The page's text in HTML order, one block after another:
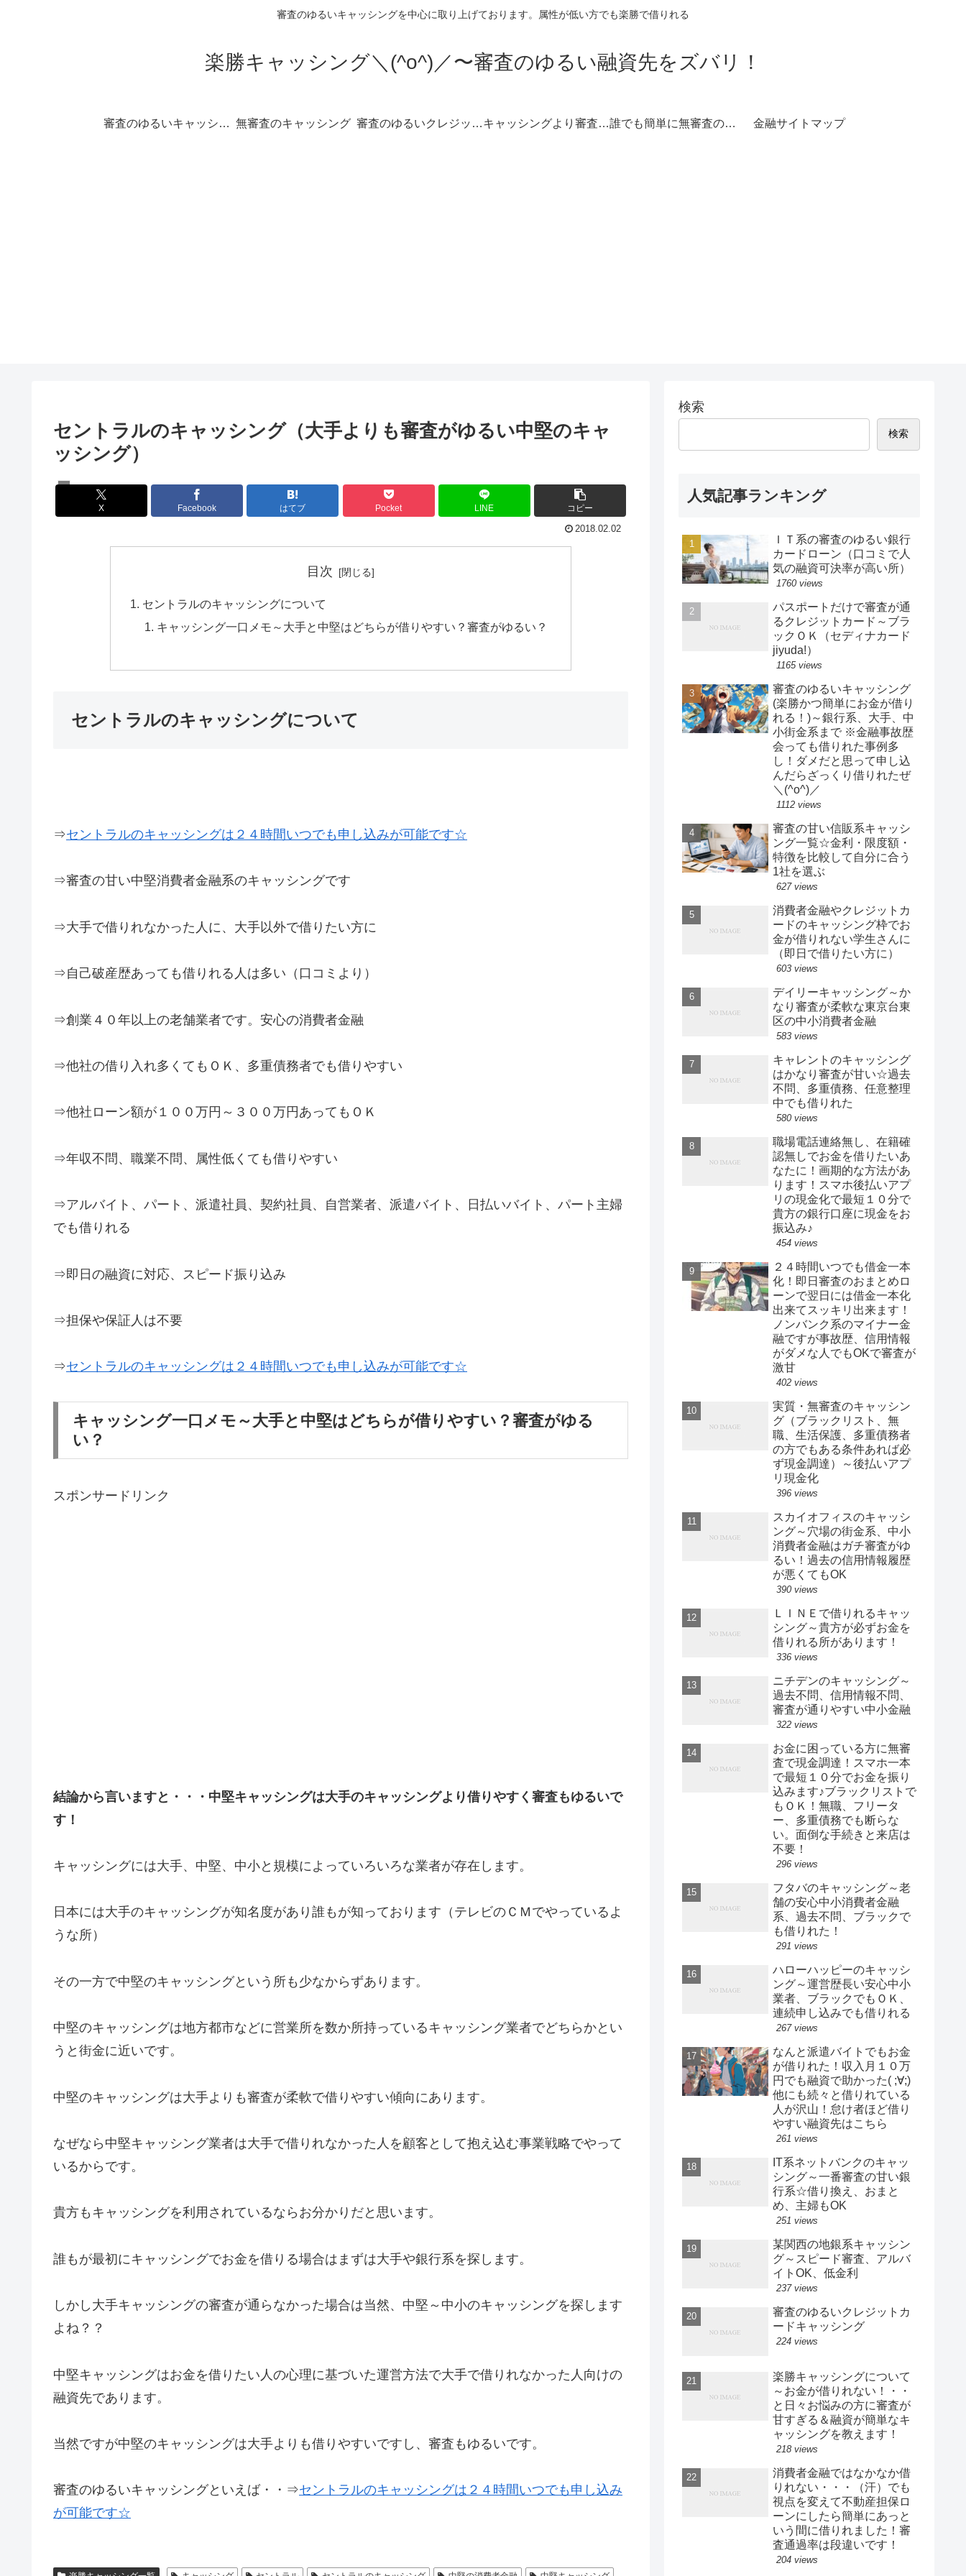
審査のゆるいキャッシングを中心に取り上げております。属性が低い方でも楽勝で借りれる
楽勝キャッシング＼(^o^)／〜審査のゆるい融資先をズバリ！
審査のゆるいキャッシングの一覧 無審査のキャッシング 審査のゆるいクレジットカードキャッシング枠 キャッシングより審査のゆるい不動産担保ローン 誰でも簡単に無審査の現金調達 金融サイトマップ
セントラルのキャッシング（大手よりも審査がゆるい中堅のキャ
ッシング）
楽勝キャッシング一覧
X Facebook はてブ Pocket LINE コピー
2018.02.02
目次
セントラルのキャッシングについて
キャッシング一口メモ～大手と中堅はどちらが借りやすい？審査がゆるい？
セントラルのキャッシングについて
⇒セントラルのキャッシングは２４時間いつでも申し込みが可能です☆
⇒審査の甘い中堅消費者金融系のキャッシングです
⇒大手で借りれなかった人に、大手以外で借りたい方に
⇒自己破産歴あっても借りれる人は多い（口コミより）
⇒創業４０年以上の老舗業者です。安心の消費者金融
⇒他社の借り入れ多くてもＯＫ、多重債務者でも借りやすい
⇒他社ローン額が１００万円～３００万円あってもＯＫ
⇒年収不問、職業不問、属性低くても借りやすい
⇒アルバイト、パート、派遣社員、契約社員、自営業者、派遣バイト、日払いバイト、パート主婦
でも借りれる
⇒即日の融資に対応、スピード振り込み
⇒担保や保証人は不要
⇒セントラルのキャッシングは２４時間いつでも申し込みが可能です☆
キャッシング一口メモ～大手と中堅はどちらが借りやすい？審査がゆる
い？
スポンサードリンク
結論から言いますと・・・中堅キャッシングは大手のキャッシングより借りやすく審査もゆるいで
す！
キャッシングには大手、中堅、中小と規模によっていろいろな業者が存在します。
日本には大手のキャッシングが知名度があり誰もが知っております（テレビのＣＭでやっているよ
うな所）
その一方で中堅のキャッシングという所も少なからずあります。
中堅のキャッシングは地方都市などに営業所を数か所持っているキャッシング業者でどちらかとい
うと街金に近いです。
中堅のキャッシングは大手よりも審査が柔軟で借りやすい傾向にあります。
なぜなら中堅キャッシング業者は大手で借りれなかった人を顧客として抱え込む事業戦略でやって
いるからです。
貴方もキャッシングを利用されているならお分かりだと思います。
誰もが最初にキャッシングでお金を借りる場合はまずは大手や銀行系を探します。
しかし大手キャッシングの審査が通らなかった場合は当然、中堅～中小のキャッシングを探します
よね？？
中堅キャッシングはお金を借りたい人の心理に基づいた運営方法で大手で借りれなかった人向けの
融資先であります。
当然ですが中堅のキャッシングは大手よりも借りやすいですし、審査もゆるいです。
審査のゆるいキャッシングといえば・・⇒セントラルのキャッシングは２４時間いつでも申し込み
が可能です☆
検索
検索
人気記事ランキング
ＩＴ系の審査のゆるい銀行
カードローン（口コミで人
気の融資可決率が高い所）
1760 views
パスポートだけで審査が通
るクレジットカード～ブラ
ックＯＫ（セディナカード
jiyuda!）
1165 views
審査のゆるいキャッシング
(楽勝かつ簡単にお金が借り
れる！)～銀行系、大手、中
小街金系まで ※金融事故歴
会っても借りれた事例多
し！ダメだと思って申し込
んだらざっくり借りれたぜ
＼(^o^)／
1112 views
審査の甘い信販系キャッシ
ング一覧☆金利・限度額・
特徴を比較して自分に合う
1社を選ぶ
627 views
消費者金融やクレジットカ
ードのキャッシング枠でお
金が借りれない学生さんに
（即日で借りたい方に）
603 views
デイリーキャッシング～か
なり審査が柔軟な東京台東
区の中小消費者金融
583 views
キャレントのキャッシング
はかなり審査が甘い☆過去
不問、多重債務、任意整理
中でも借りれた
580 views
職場電話連絡無し、在籍確
認無しでお金を借りたいあ
なたに！画期的な方法があ
ります！スマホ後払いアプ
リの現金化で最短１０分で
貴方の銀行口座に現金をお
振込み♪
454 views
２４時間いつでも借金一本
化！即日審査のおまとめロ
ーンで翌日には借金一本化
出来てスッキリ出来ます！
ノンバンク系のマイナー金
融ですが事故歴、信用情報
がダメな人でもOKで審査が
激甘
402 views
実質・無審査のキャッシン
グ（ブラックリスト、無
職、生活保護、多重債務者
の方でもある条件あれば必
ず現金調達）～後払いアプ
リ現金化
396 views
スカイオフィスのキャッシ
ング～穴場の街金系、中小
消費者金融はガチ審査がゆ
るい！過去の信用情報履歴
が悪くてもOK
390 views
ＬＩＮＥで借りれるキャッ
シング～貴方が必ずお金を
借りれる所があります！
336 views
ニチデンのキャッシング～
過去不問、信用情報不問、
審査が通りやすい中小金融
322 views
お金に困っている方に無審
査で現金調達！スマホ一本
で最短１０分でお金を振り
込みます♪ブラックリストで
もＯＫ！無職、フリータ
ー、多重債務でも断らな
い。面倒な手続きと来店は
不要！
296 views
フタバのキャッシング～老
舗の安心中小消費者金融
系、過去不問、ブラックで
も借りれた！
291 views
ハローハッピーのキャッシ
ング～運営歴長い安心中小
業者、ブラックでもＯＫ、
連続申し込みでも借りれる
267 views
なんと派遣バイトでもお金
が借りれた！収入月１０万
円でも融資で助かった( ;∀;)
他にも続々と借りれている
人が沢山！怠け者ほど借り
やすい融資先はこちら
261 views
IT系ネットバンクのキャッ
シング～一番審査の甘い銀
行系☆借り換え、おまと
め、主婦もOK
251 views
某関西の地銀系キャッシン
グ～スピード審査、アルバ
イトOK、低金利
237 views
審査のゆるいクレジットカ
ードキャッシング
224 views
楽勝キャッシングについて
～お金が借りれない！・・
と日々お悩みの方に審査が
甘すぎる＆融資が簡単なキ
ャッシングを教えます！
218 views
消費者金融ではなかなか借
りれない・・・（汗）でも
視点を変えて不動産担保ロ
ーンにしたら簡単にあっと
いう間に借りれました！審
査通過率は段違いです！
204 views